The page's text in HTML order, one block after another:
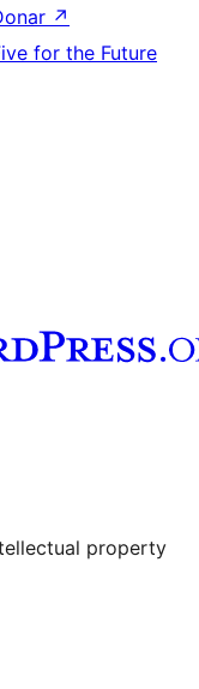
↗
for the Future
property